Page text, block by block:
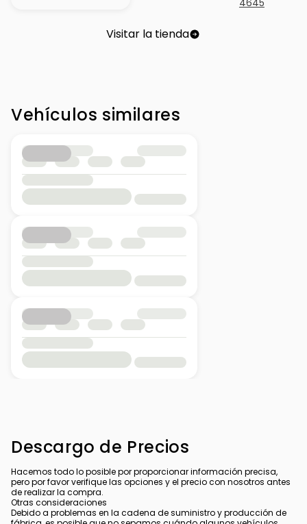
4645
Visitar la tienda
Vehículos similares
Descargo de Precios
Hacemos todo lo posible por proporcionar información precisa,
pero por favor verifique las opciones y el precio con nosotros antes
de realizar la compra.
Otras consideraciones
Debido a problemas en la cadena de suministro y producción de